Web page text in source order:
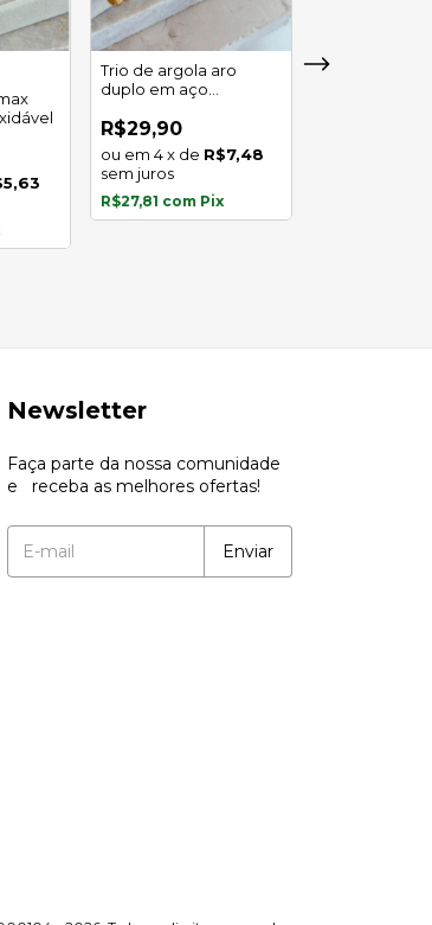
Trio de argola aro
duplo em aço
R$29,90
4 x de R$7,48
sem juros
R$27,81 com Pix
Newsletter
Faça parte da nossa comunidade
e receba as melhores ofertas!